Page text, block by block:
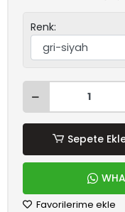
Renk:
Sepete
Favorilerime ekle